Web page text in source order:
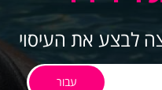
לבצע את העיסוי
עבור